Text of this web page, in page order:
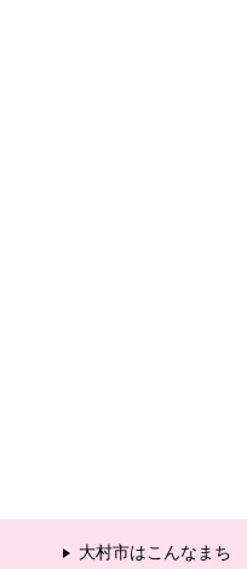
大村市はこんなまち